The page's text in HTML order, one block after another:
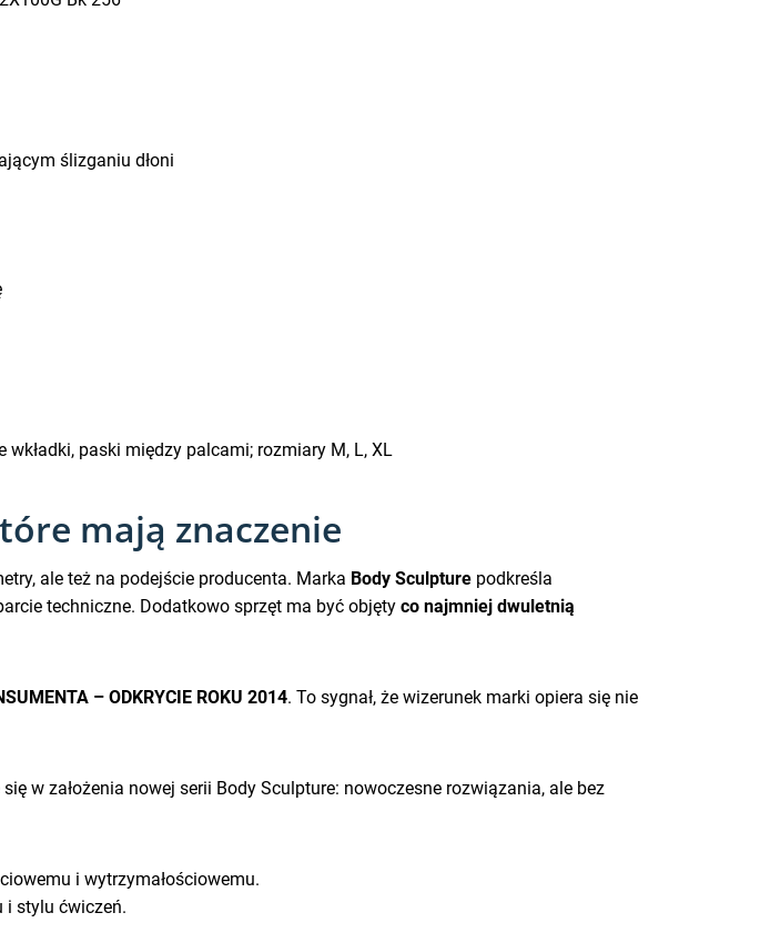
ślizganiu dłoni
paski między palcami; rozmiary M, L, XL
mają znaczenie
ale też na podejście producenta. Marka Body Sculpture podkreśla
techniczne. Dodatkowo sprzęt ma być objęty co najmniej dwuletnią
– ODKRYCIE ROKU 2014. To sygnał, że wizerunek marki opiera się nie
w założenia nowej serii Body Sculpture: nowoczesne rozwiązania, ale bez
i wytrzymałościowemu.
i stylu ćwiczeń.